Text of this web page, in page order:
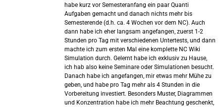
habe kurz vor Semesteranfang ein paar Quanti
Aufgaben gemacht und danach nichts mehr bis
Semesterende (d.h. ca. 4 Wochen vor dem NC). Auch
dann habe ich eher langsam angefangen, zuerst 1-2
Stunden pro Tag mit verschiedenen Untertests, und dann
machte ich zum ersten Mal eine komplette NC Wiki
Simulation durch. Gelernt habe ich exklusiv zu Hause,
ich hab also keine Seminare oder Simulationen besucht.
Danach habe ich angefangen, mir etwas mehr Mühe zu
geben, und habe pro Tag mehr als 4 Stunden in die
Vorbereitung investiert. Besonders Muster, Diagrammen
und Konzentration habe ich mehr Beachtung geschenkt,